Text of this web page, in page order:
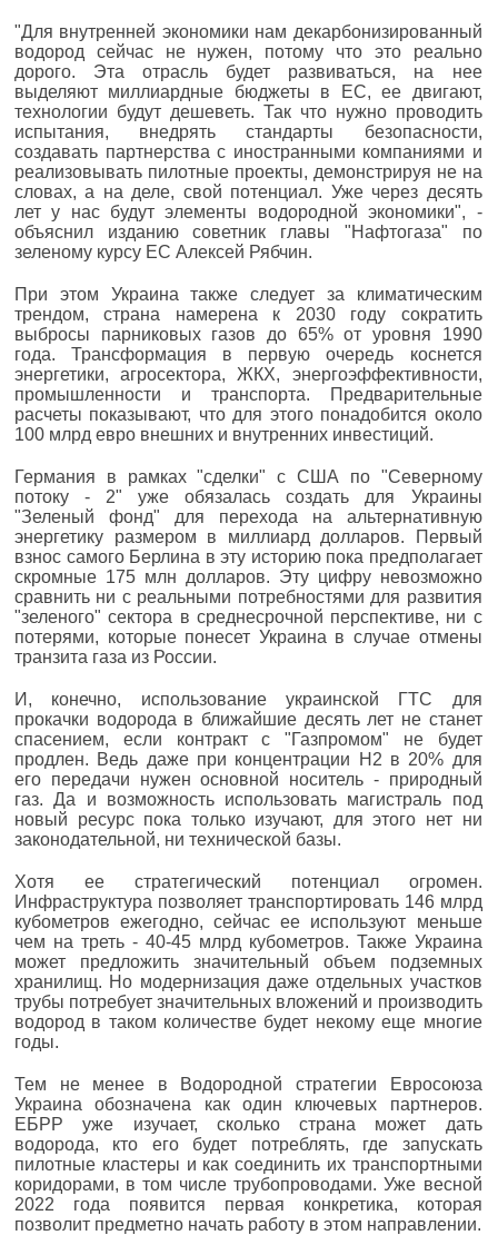
"Для внутренней экономики нам декарбонизированный
водород сейчас не нужен, потому что это реально
дорого. Эта отрасль будет развиваться, на нее
выделяют миллиардные бюджеты в ЕС, ее двигают,
технологии будут дешеветь. Так что нужно проводить
испытания, внедрять стандарты безопасности,
создавать партнерства с иностранными компаниями и
реализовывать пилотные проекты, демонстрируя не на
словах, а на деле, свой потенциал. Уже через десять
лет у нас будут элементы водородной экономики", -
объяснил изданию советник главы "Нафтогаза" по
зеленому курсу ЕС Алексей Рябчин.
При этом Украина также следует за климатическим
трендом, страна намерена к 2030 году сократить
выбросы парниковых газов до 65% от уровня 1990
года. Трансформация в первую очередь коснется
энергетики, агросектора, ЖКХ, энергоэффективности,
промышленности и транспорта. Предварительные
расчеты показывают, что для этого понадобится около
100 млрд евро внешних и внутренних инвестиций.
Германия в рамках "сделки" с США по "Северному
потоку - 2" уже обязалась создать для Украины
"Зеленый фонд" для перехода на альтернативную
энергетику размером в миллиард долларов. Первый
взнос самого Берлина в эту историю пока предполагает
скромные 175 млн долларов. Эту цифру невозможно
сравнить ни с реальными потребностями для развития
"зеленого" сектора в среднесрочной перспективе, ни с
потерями, которые понесет Украина в случае отмены
транзита газа из России.
И, конечно, использование украинской ГТС для
прокачки водорода в ближайшие десять лет не станет
спасением, если контракт с "Газпромом" не будет
продлен. Ведь даже при концентрации H2 в 20% для
его передачи нужен основной носитель - природный
газ. Да и возможность использовать магистраль под
новый ресурс пока только изучают, для этого нет ни
законодательной, ни технической базы.
Хотя ее стратегический потенциал огромен.
Инфраструктура позволяет транспортировать 146 млрд
кубометров ежегодно, сейчас ее используют меньше
чем на треть - 40-45 млрд кубометров. Также Украина
может предложить значительный объем подземных
хранилищ. Но модернизация даже отдельных участков
трубы потребует значительных вложений и производить
водород в таком количестве будет некому еще многие
годы.
Тем не менее в Водородной стратегии Евросоюза
Украина обозначена как один ключевых партнеров.
ЕБРР уже изучает, сколько страна может дать
водорода, кто его будет потреблять, где запускать
пилотные кластеры и как соединить их транспортными
коридорами, в том числе трубопроводами. Уже весной
2022 года появится первая конкретика, которая
позволит предметно начать работу в этом направлении.